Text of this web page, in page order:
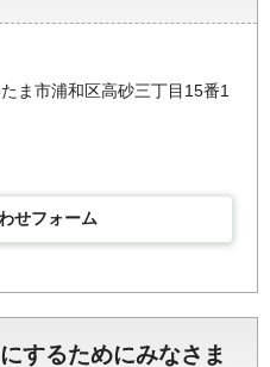
ま市浦和区高砂三丁目15番1
せフォーム
するためにみなさま